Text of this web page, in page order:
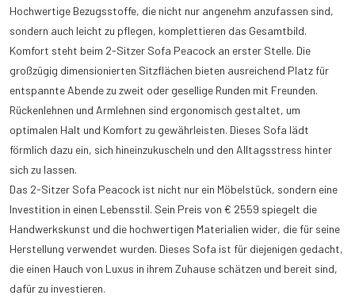
Hochwertige Bezugsstoffe, die nicht nur angenehm anzufassen sind,
sondern auch leicht zu pflegen, komplettieren das Gesamtbild.
Komfort steht beim 2-Sitzer Sofa Peacock an erster Stelle. Die
großzügig dimensionierten Sitzflächen bieten ausreichend Platz für
entspannte Abende zu zweit oder gesellige Runden mit Freunden.
Rückenlehnen und Armlehnen sind ergonomisch gestaltet, um
optimalen Halt und Komfort zu gewährleisten. Dieses Sofa lädt
förmlich dazu ein, sich hineinzukuscheln und den Alltagsstress hinter
sich zu lassen.
Das 2-Sitzer Sofa Peacock ist nicht nur ein Möbelstück, sondern eine
Investition in einen Lebensstil. Sein Preis von € 2559 spiegelt die
Handwerkskunst und die hochwertigen Materialien wider, die für seine
Herstellung verwendet wurden. Dieses Sofa ist für diejenigen gedacht,
die einen Hauch von Luxus in ihrem Zuhause schätzen und bereit sind,
dafür zu investieren.